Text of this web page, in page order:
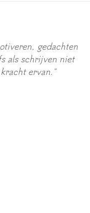
gedachten
als schrijven niet
ervan."